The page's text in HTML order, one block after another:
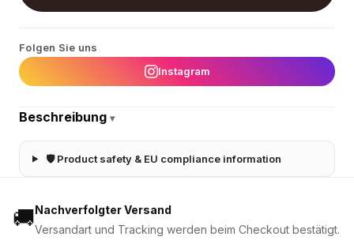
Folgen Sie uns
Instagram
Beschreibung ▾
🛡 Product safety & EU compliance information
🚚Nachverfolgter Versand
Versandart und Tracking werden beim Checkout bestätigt.